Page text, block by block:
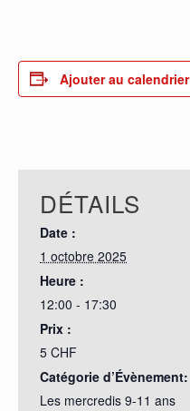
Ajouter au calendrier
DÉTAILS
Date :
1 octobre 2025
Heure :
12:00 - 17:30
Prix :
5 CHF
Catégorie d’Évènement:
Les mercredis 9-11 ans